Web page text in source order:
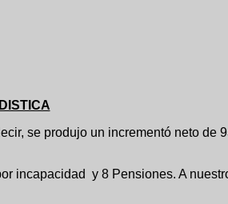
un incrementó neto de 93
y 8 Pensiones. A